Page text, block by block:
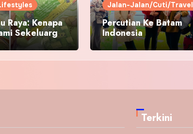
Raya: Kenapa
Sekeluarga
Pusat Pakaian
Jalan-Jalan/Cuti/Travel
Percutian Ke Batam
Indonesia
Terkini